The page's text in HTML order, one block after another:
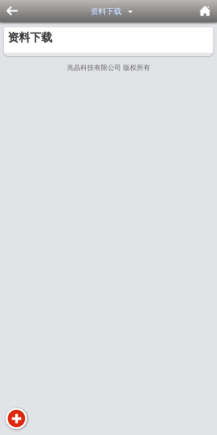
资料下载
资料下载
兆晶科技有限公司 版权所有